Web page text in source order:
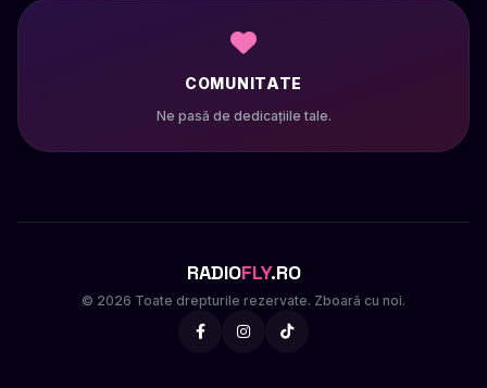
COMUNITATE
Ne pasă de dedicațiile tale.
RADIOFLY.RO
© 2026 Toate drepturile rezervate. Zboară cu noi.